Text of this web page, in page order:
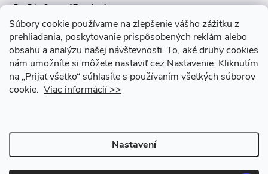
Súbory cookie používame na zlepšenie vášho zážitku z
prehliadania, poskytovanie prispôsobených reklám alebo
obsahu a analýzu našej návštevnosti. To, aké druhy cookies
nám umožníte si môžete nastaviť cez Nastavenie. Kliknutím
na „Prijať všetko“ súhlasíte s používaním všetkých súborov
cookie. Viac informácií >>
Nastavení
Po-Pá : 9,oo - 17,oo hod
So : 9,oo - 12,oo | Ne : Zavřeno
Kontaktní formulář
Copyright 2026Život na kole. Všechna práva vyhrazena.Upravit
nastavení cookies